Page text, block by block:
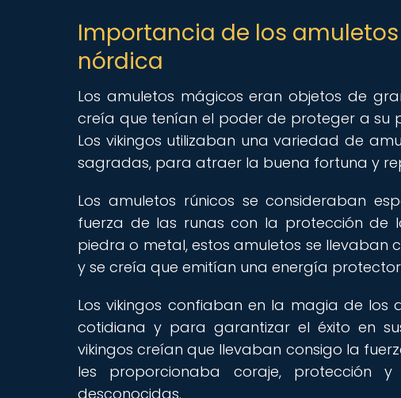
Importancia de los
nórdica
Los amuletos mágicos eran objetos de
creía que tenían el poder de proteger a su
Los vikingos utilizaban una variedad de
sagradas, para atraer la buena fortuna y
Los amuletos rúnicos se consideraban
fuerza de las runas con la protección de
piedra o metal, estos amuletos se llevaban
y se creía que emitían una energía
Los vikingos confiaban en la magia de
cotidiana y para garantizar el éxito en
vikingos creían que llevaban consigo la
les proporcionaba coraje, protección
desconocidas.